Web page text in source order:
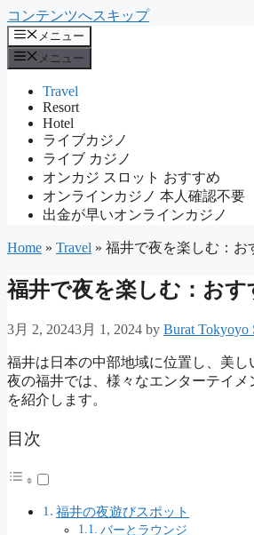
コンテンツへスキップ
メニュー
メニュー
Travel
Resort
Hotel
ライブカジノ
ライブ カジノ
オンカジ スロット おすすめ
オンラインカジノ 本人確認不要
出金が早いオンラインカジノ
Home » Travel » 福井で夜を楽しむ：お
福井で夜を楽しむ：お
3月 2, 20243月 1, 2024 by Burat Tokyoyo
福井は日本の中部地域に位置し、美
夜の福井では、様々なエンターテイ
を紹介します。
目次
福井の夜遊びスポット
バーとラウンジ